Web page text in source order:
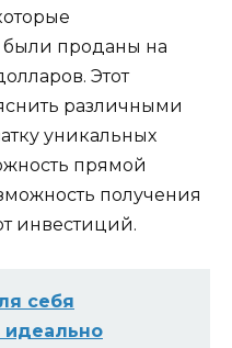
были проданы на
Этот
различными
уникальных
прямой
получения
инвестиций.
себя
идеально